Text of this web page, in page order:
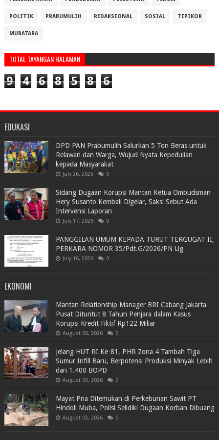
POLITIK PRABUMULIH REDAKSIONAL SOSIAL TIPIKOR
MURATARA
TOTAL TAYANGAN HALAMAN
9 4 6 8 5 8 6
EDUKASI
DPD PAN Prabumulih Salurkan 5 Ton Beras untuk
Relawan dan Warga, Wujud Nyata Kepedulian
kepada Masyarakat
July 26, 2026 0
Sidang Dugaan Korupsi Mantan Ketua Ombudsman
Hery Susanto Kembali Digelar, Saksi Sebut Ada
Intervensi Laporan
July 17, 2026 0
PANGGILAN UMUM KEPADA TURUT TERGUGAT II,
PERKARA NOMOR 35/Pdt.G/2026/PN Llg
July 16, 2026 0
EKONOMI
Mantan Relationship Manager BRI Cabang Jakarta
Pusat Dituntut 8 Tahun Penjara dalam Kasus
Korupsi Kredit Fiktif Rp122 Miliar
August 06, 2026 0
Jelang HUT RI Ke-81, PHR Zona 4 Tambah Tiga
Sumur Infill Baru, Berpotensi Produksi Minyak Lebih
dari 1.400 BOPD
August 05, 2026 0
Mayat Pria Ditemukan di Perkebunan Sawit PT
Hindoli Muba, Polisi Selidiki Dugaan Korban Dibuang
August 03, 2026 0